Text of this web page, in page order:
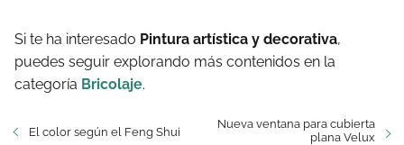
Si te ha interesado Pintura artística y decorativa,
puedes seguir explorando más contenidos en la
categoría Bricolaje.
El color según el Feng Shui
Nueva ventana para cubierta
plana Velux